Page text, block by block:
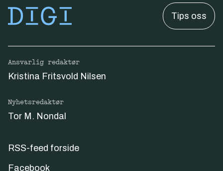
Tips oss
Ansvarlig redaktør
Kristina Fritsvold Nilsen
Nyhetsredaktør
Tor M. Nondal
RSS-feed forside
Facebook